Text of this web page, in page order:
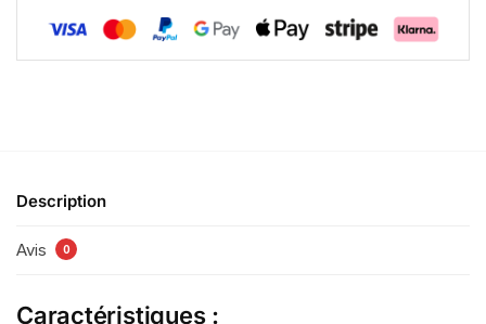
Description
Avis 0
Caractéristiques :